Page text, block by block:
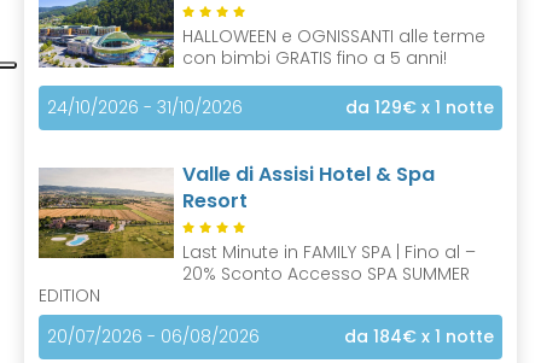
HALLOWEEN e OGNISSANTI alle terme
con bimbi GRATIS fino a 5 anni!
24/10/2026 - 31/10/2026 da 129€ x 1 notte
Valle di Assisi Hotel & Spa
Resort
Last Minute in FAMILY SPA | Fino al –
20% Sconto Accesso SPA SUMMER
EDITION
20/07/2026 - 06/08/2026
da 184€ x 1 notte